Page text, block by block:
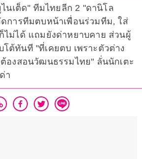
นเต็ด" ทีมไทยลีก 2 "ดานิโล
การทีมตบหน้าเพื่อนร่วมทีม, ใส่
ไม่ได้ แถมยังด่าหยาบคาย ส่วนผู้
ต้ทันที "ที่เคยตบ เพราะตัวต่าง
องสอนวัฒนธรรมไทย" ลั่นนักเตะ
า